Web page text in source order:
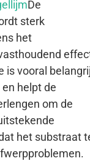
De
sterk
het
is vooral
helpt de
om de
het substraat